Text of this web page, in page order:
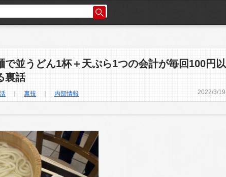
で並うどん1杯＋天ぷら1つの会計が毎回100円以
裏話
裏技 内部情報 2022/3/19